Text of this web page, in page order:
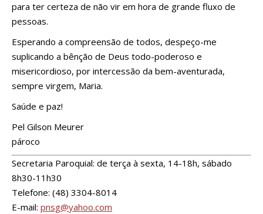
para ter certeza de não vir em hora de grande fluxo de
pessoas.
Esperando a compreensão de todos, despeço-me
suplicando a bênção de Deus todo-poderoso e
misericordioso, por intercessão da bem-aventurada,
sempre virgem, Maria.
Saúde e paz!
Pel Gilson Meurer
pároco
Secretaria Paroquial: de terça à sexta, 14-18h, sábado
8h30-11h30
Telefone: (48) 3304-8014
E-mail: pnsg@yahoo.com